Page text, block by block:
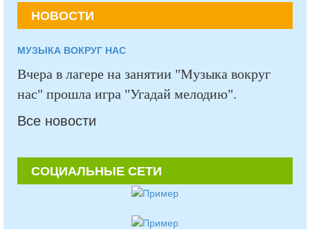
НОВОСТИ
МУЗЫКА ВОКРУГ НАС
Вчера в лагере на занятии "Музыка вокруг
нас" прошла игра "Угадай мелодию".
Все новости
СОЦИАЛЬНЫЕ СЕТИ